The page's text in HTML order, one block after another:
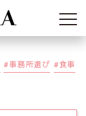
Modelba
事務所選び
食事